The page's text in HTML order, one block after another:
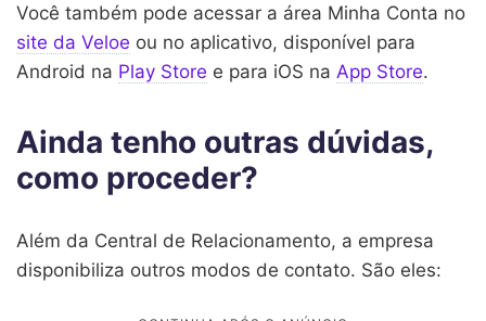
Você também pode acessar a área Minha Conta no
site da Veloe ou no aplicativo, disponível para
Android na Play Store e para iOS na App Store.
Ainda tenho outras dúvidas,
como proceder?
Além da Central de Relacionamento, a empresa
disponibiliza outros modos de contato. São eles: